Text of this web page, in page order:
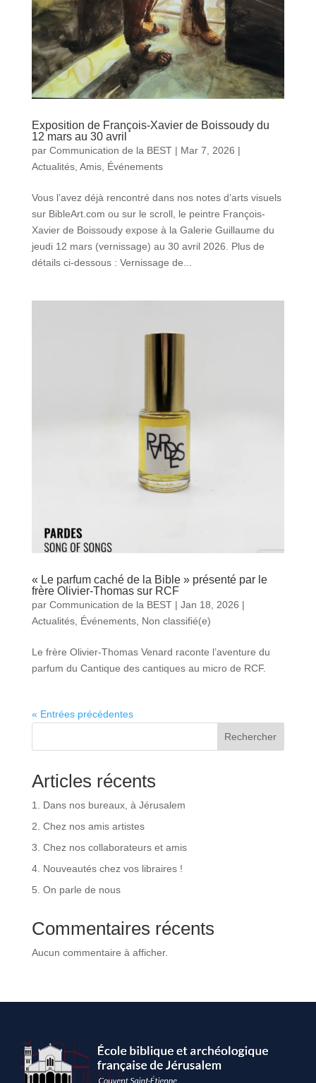
Exposition de François-Xavier de Boissoudy du
12 mars au 30 avril
par Communication de la BEST| Mar 7, 2026 |
Actualités, Amis, Événements
Vous l’avez déjà rencontré dans nos notes d’arts visuels
sur BibleArt.com ou sur le scroll, le peintre François-
Xavier de Boissoudy expose à la Galerie Guillaume du
jeudi 12 mars (vernissage) au 30 avril 2026. Plus de
détails ci-dessous : Vernissage de...
« Le parfum caché de la Bible » présenté par le
frère Olivier-Thomas sur RCF
par Communication de la BEST| Jan 18, 2026 |
Actualités, Événements, Non classifié(e)
Le frère Olivier-Thomas Venard raconte l’aventure du
parfum du Cantique des cantiques au micro de RCF.
« Entrées précédentes
Rechercher
Articles récents
1. Dans nos bureaux, à Jérusalem
2. Chez nos amis artistes
3. Chez nos collaborateurs et amis
4. Nouveautés chez vos libraires !
5. On parle de nous
Commentaires récents
Aucun commentaire à afficher.